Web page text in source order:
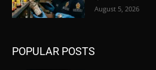
August 5, 2026
POPULAR POSTS